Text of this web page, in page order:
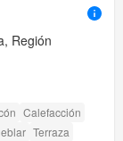
Región
Calefacción
Terraza